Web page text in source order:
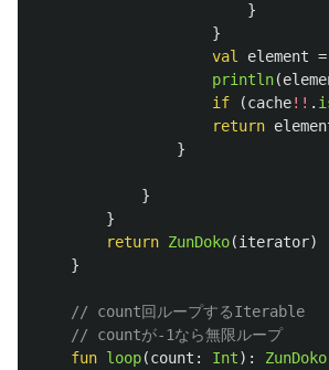
}
}
val
element =
println(
if
(cache!! .
return
}
}
}
return ZunDoko(iterator)
}
// count回ループするIterable
// countが-1なら無限ループ
fun loop(count : Int): ZunDoko